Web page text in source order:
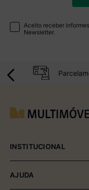
Aceito receber
Newsletter.
INSTITUCIONAL
Política de Entrega e
AJUDA